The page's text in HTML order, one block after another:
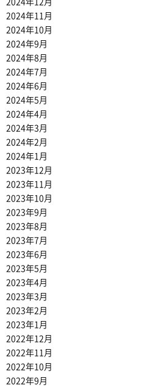
2024年12月
2024年11月
2024年10月
2024年9月
2024年8月
2024年7月
2024年6月
2024年5月
2024年4月
2024年3月
2024年2月
2024年1月
2023年12月
2023年11月
2023年10月
2023年9月
2023年8月
2023年7月
2023年6月
2023年5月
2023年4月
2023年3月
2023年2月
2023年1月
2022年12月
2022年11月
2022年10月
2022年9月